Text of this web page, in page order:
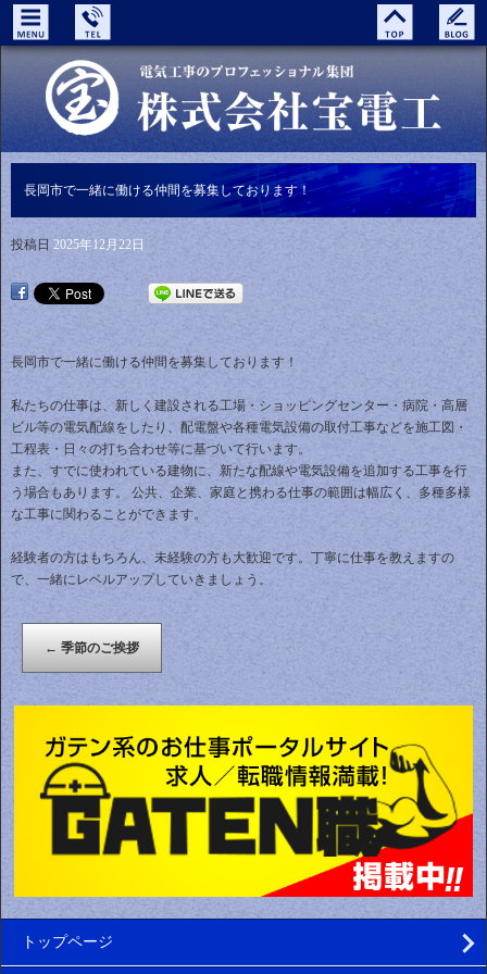
長岡市で一緒に働ける仲間を募集しております！
投稿日 2025年12月22日
長岡市で一緒に働ける仲間を募集しております！
私たちの仕事は、新しく建設される工場・ショッピングセンター・病院・高層
ビル等の電気配線をしたり、配電盤や各種電気設備の取付工事などを施工図・
工程表・日々の打ち合わせ等に基づいて行います。
また、すでに使われている建物に、新たな配線や電気設備を追加する工事を行
う場合もあります。 公共、企業、家庭と携わる仕事の範囲は幅広く、多種多様
な工事に関わることができます。
経験者の方はもちろん、未経験の方も大歓迎です。丁寧に仕事を教えますの
で、一緒にレベルアップしていきましょう。
← 季節のご挨拶
トップページ